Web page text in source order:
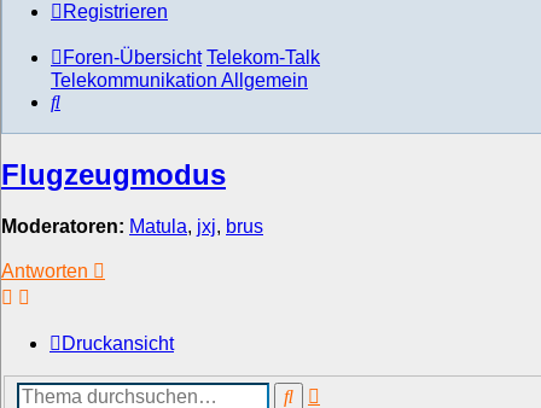
Registrieren
Foren-Übersicht Telekom-Talk
Telekommunikation Allgemein
Suche
Flugzeugmodus
Moderatoren: Matula, jxj, brus
Antworten
Druckansicht
Suche